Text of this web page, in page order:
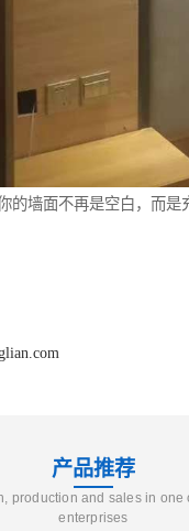
的墙面不再是空白，而是
产品推荐
production and sales in one
enterprises